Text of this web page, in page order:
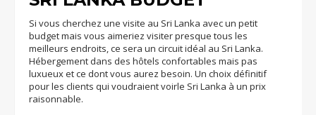
Si vous cherchez une visite au Sri Lanka avec un petit
budget mais vous aimeriez visiter presque tous les
meilleurs endroits, ce sera un circuit idéal au Sri Lanka.
Hébergement dans des hôtels confortables mais pas
luxueux et ce dont vous aurez besoin. Un choix définitif
pour les clients qui voudraient voirle Sri Lanka à un prix
raisonnable.